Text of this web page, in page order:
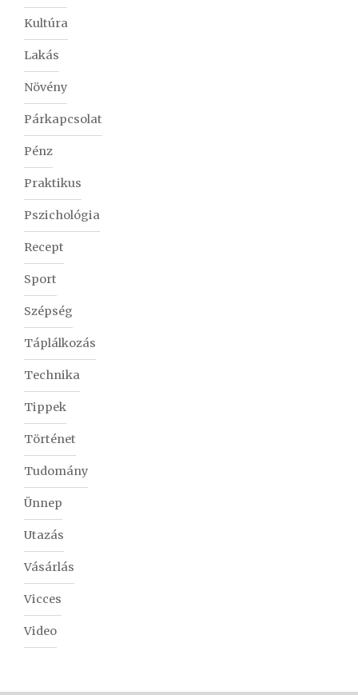
Kultúra
Lakás
Növény
Párkapcsolat
Pénz
Praktikus
Pszichológia
Recept
Sport
Szépség
Táplálkozás
Technika
Tippek
Történet
Tudomány
Ünnep
Utazás
Vásárlás
Vicces
Video